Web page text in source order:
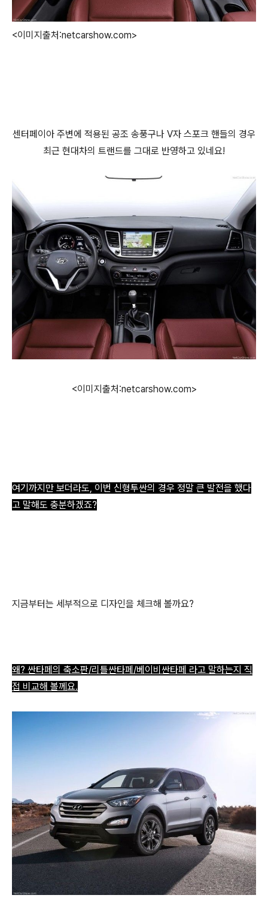
<이미지출처:netcarshow.com>
센터페이아 주변에 적용된 공조 송풍구나 V자 스포크 핸들의 경우
최근 현대차의 트랜드를 그대로 반영하고 있네요!
<이미지출처:netcarshow.com>
여기까지만 보더라도, 이번 신형투싼의 경우 정말 큰 발전을 했다
고 말해도 충분하겠죠?
지금부터는 세부적으로 디자인을 체크해 볼까요?
왜? 싼타페의 축소판/리틀싼타페/베이비싼타페 라고 말하는지 직
접 비교해 볼께요.